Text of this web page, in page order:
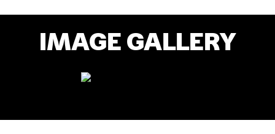
IMAGE GALLERY